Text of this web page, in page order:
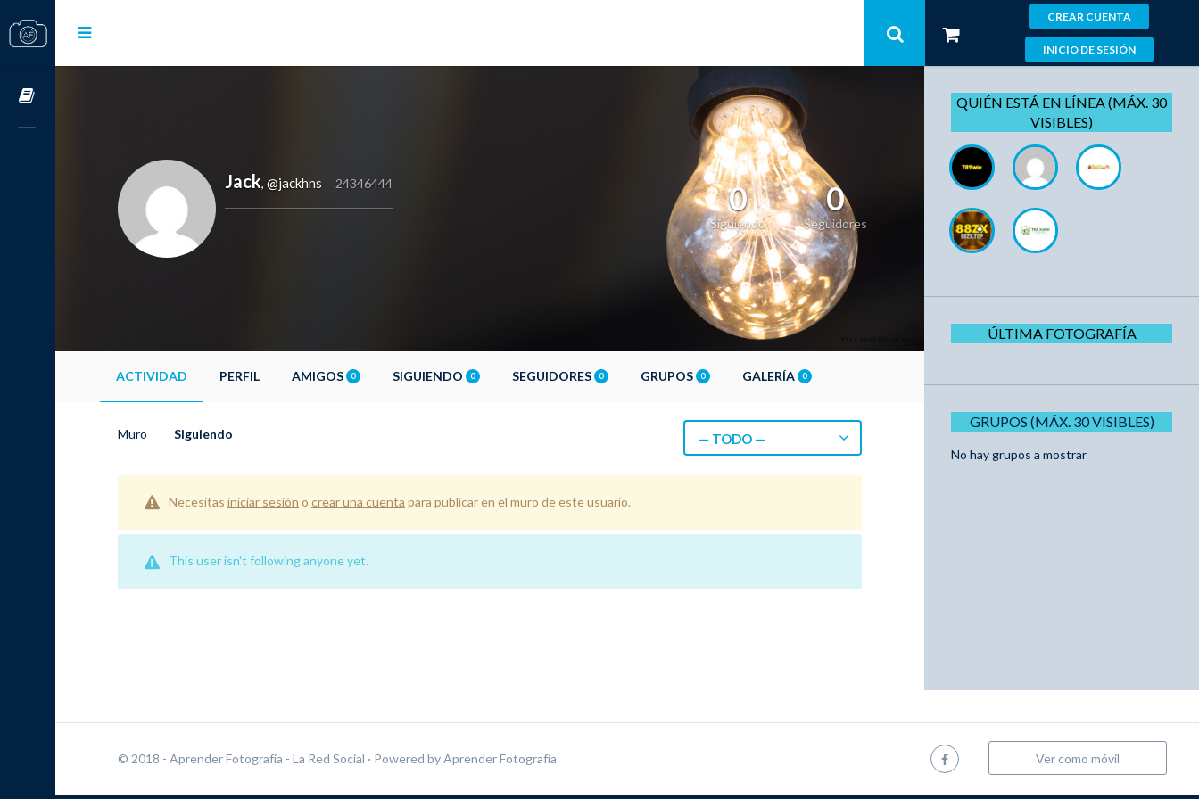
CREAR CUENTA
INICIO DE SESIÓN
Jack, @jackhns 24346444 0
Siguiendo
0
Seguidores
ACTIVIDAD PERFIL AMIGOS 0 SIGUIENDO 0 SEGUIDORES 0 GRUPOS 0 GALERÍA 0
Muro Siguiendo — TODO —
Necesitas iniciar sesión o crear una cuenta para publicar en el muro de este usuario.
This user isn't following anyone yet.
QUIÉN ESTÁ EN LÍNEA (MÁX. 30
VISIBLES)
ÚLTIMA FOTOGRAFÍA
GRUPOS (MÁX. 30 VISIBLES)
No hay grupos a mostrar
© 2018 - Aprender Fotografía - La Red Social · Powered byAprender Fotografía